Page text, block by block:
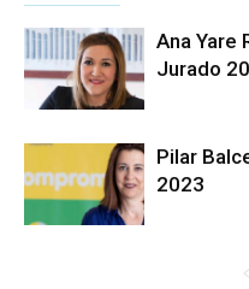
Ana Yare
Jurado
Pilar
2023